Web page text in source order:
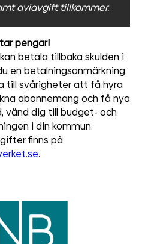
aviavgift tillkommer.
pengar!
betala tillbaka skulden i
en betalningsanmärkning.
till svårigheter att få hyra
abonnemang och få nya
vänd dig till budget- och
i din kommun.
finns på
.